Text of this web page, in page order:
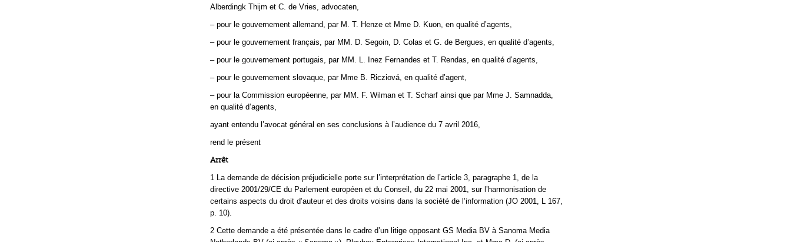
Alberdingk Thijm et C. de Vries, advocaten,
– pour le gouvernement allemand, par M. T. Henze et Mme D. Kuon, en qualité d’agents,
– pour le gouvernement français, par MM. D. Segoin, D. Colas et G. de Bergues, en qualité d’agents,
– pour le gouvernement portugais, par MM. L. Inez Fernandes et T. Rendas, en qualité d’agents,
– pour le gouvernement slovaque, par Mme B. Ricziová, en qualité d’agent,
– pour la Commission européenne, par MM. F. Wilman et T. Scharf ainsi que par Mme J. Samnadda,
en qualité d’agents,
ayant entendu l’avocat général en ses conclusions à l’audience du 7 avril 2016,
rend le présent
Arrêt
1 La demande de décision préjudicielle porte sur l’interprétation de l’article 3, paragraphe 1, de la
directive 2001/29/CE du Parlement européen et du Conseil, du 22 mai 2001, sur l’harmonisation de
certains aspects du droit d’auteur et des droits voisins dans la société de l’information (JO 2001, L 167,
p. 10).
2 Cette demande a été présentée dans le cadre d’un litige opposant GS Media BV à Sanoma Media